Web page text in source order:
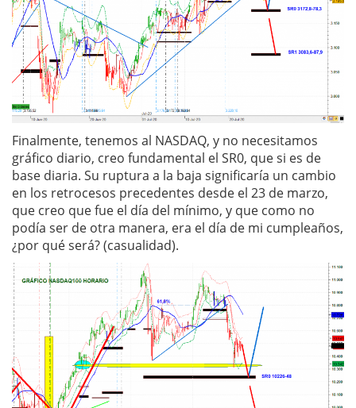
Finalmente, tenemos al NASDAQ, y no necesitamos
gráfico diario, creo fundamental el SR0, que si es de
base diaria. Su ruptura a la baja significaría un cambio
en los retrocesos precedentes desde el 23 de marzo,
que creo que fue el día del mínimo, y que como no
podía ser de otra manera, era el día de mi cumpleaños,
¿por qué será? (casualidad).